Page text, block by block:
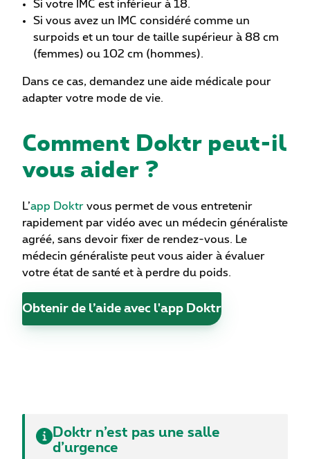
Si votre IMC est inférieur à 18.
Si vous avez un IMC considéré comme un
surpoids et un tour de taille supérieur à 88 cm
(femmes) ou 102 cm (hommes).
Dans ce cas, demandez une aide médicale pour
adapter votre mode de vie.
Comment Doktr peut-il
vous aider ?
L’app Doktr vous permet de vous entretenir
rapidement par vidéo avec un médecin généraliste
agréé, sans devoir fixer de rendez-vous. Le
médecin généraliste peut vous aider à évaluer
votre état de santé et à perdre du poids.
Obtenir de l’aide avec l'app Doktr
Doktr n’est pas une salle
d’urgence